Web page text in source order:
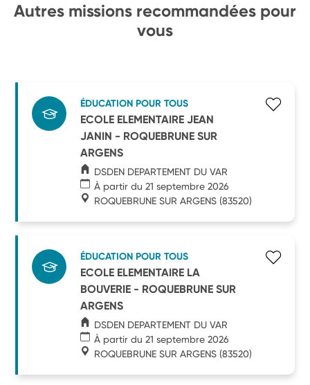
Autres missions recommandées pour
vous
ÉDUCATION POUR TOUS
ECOLE ELEMENTAIRE JEAN
JANIN - ROQUEBRUNE SUR
ARGENS
DSDEN DEPARTEMENT DU VAR
À partir du 21 septembre 2026
ROQUEBRUNE SUR ARGENS (83520)
ÉDUCATION POUR TOUS
ECOLE ELEMENTAIRE LA
BOUVERIE - ROQUEBRUNE SUR
ARGENS
DSDEN DEPARTEMENT DU VAR
À partir du 21 septembre 2026
ROQUEBRUNE SUR ARGENS (83520)